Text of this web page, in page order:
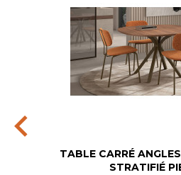
chevron_left
TABLE CARRÉ
STRATIFIÉ